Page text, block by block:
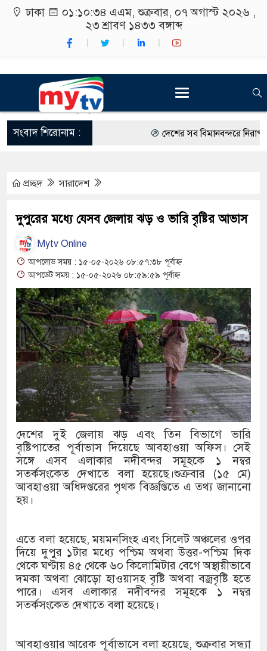
ঢাকা ০১:১০:৩৪ এএম, শুক্রবার, ০৭ অগাস্ট ২০২৬ ,
২৩ শ্রাবণ ১৪৩৩ বঙ্গাব্দ
সংবাদ শিরোনাম : দেশের সব বিমানবন্দরে নিরাপত্তা
কর্মসূচীর শুভসূচনা।
রং ফর্সাকারী ৮ ব্র্যান্ডের ক্রিমে
থাকায় বিক্রিতে নিষেধাজ্ঞা
অত্যাচারের ছবি যেন আর তুলতে
আলাল
‘গুলশানের চামেলি’তে ভিন্ন
যৌনকর্মীর দালাল চরিত্রে
সারজিস-পাটোয়ারীসহ ১০ জনের
গুলশান থেকে সাবেক মন্ত্রী লতিফ
‘স্কুটি নাকি গোল্ড?’
এর ফ্রিডম ব্র্যান্ড, বাড়ল
১৫২২ পুলিশ সদস্যকে চাকরিতে
খিলক্ষেত থানা বিএনপির যুগ্ম
দেশের ৬ অঞ্চলে ঝড়ের আভাস
প্রেমের সম্পর্ক ছিন্ন না করায়
প্রচ্ছদ সারাদেশ
দুপুরের মধ্যে যেসব জেলায় ঝড় ও ভারি বৃষ্টির আভাস
Mytv Online
আপলোড সময় : ১৫-০৫-২০২৬ ০৮:৫৭:৩৮ পূর্বাহ্ন
আপডেট সময় : ১৫-০৫-২০২৬ ০৮:৫৯:৫৯ পূর্বাহ্ন
দেশের দুই জেলায় ঝড় এবং তিন বিভাগে ভারি
বৃষ্টিপাতের পূর্বাভাস দিয়েছে আবহাওয়া অফিস। সেই
সঙ্গে এসব এলাকার নদীবন্দর সমূহকে ১ নম্বর
সতর্কসংকেত দেখাতে বলা হয়েছে।শুক্রবার (১৫ মে)
আবহাওয়া অধিদপ্তরের পৃথক বিজ্ঞপ্তিতে এ তথ্য জানানো
হয়।
এতে বলা হয়েছে, ময়মনসিংহ এবং সিলেট অঞ্চলের ওপর
দিয়ে দুপুর ১টার মধ্যে পশ্চিম অথবা উত্তর-পশ্চিম দিক
থেকে ঘণ্টায় ৪৫ থেকে ৬০ কিলোমিটার বেগে অস্থায়ীভাবে
দমকা অথবা ঝোড়ো হাওয়াসহ বৃষ্টি অথবা বজ্রবৃষ্টি হতে
পারে। এসব এলাকার নদীবন্দর সমূহকে ১ নম্বর
সতর্কসংকেত দেখাতে বলা হয়েছে।
আবহাওয়ার আরেক পূর্বাভাসে বলা হয়েছে, শুক্রবার সন্ধ্যা